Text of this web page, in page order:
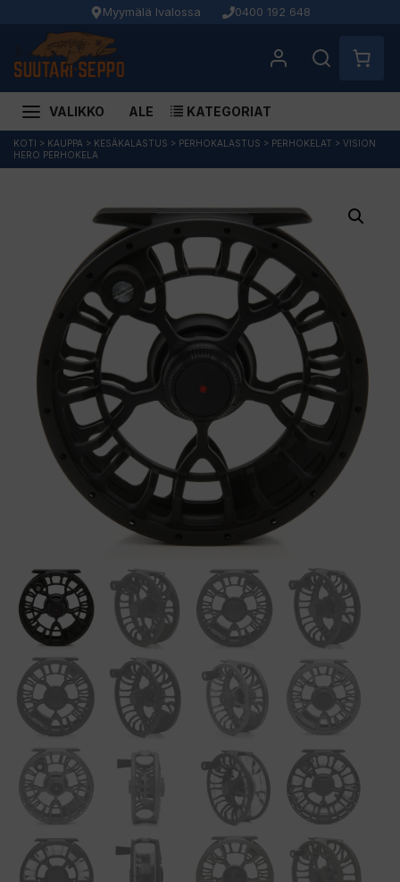
Myymälä Ivalossa 0400 192 648
VALIKKO ALE KATEGORIAT
Siirry
sisältöön
KOTI > KAUPPA > KESÄKALASTUS > PERHOKALASTUS > PERHOKELAT > VISION
HERO PERHOKELA